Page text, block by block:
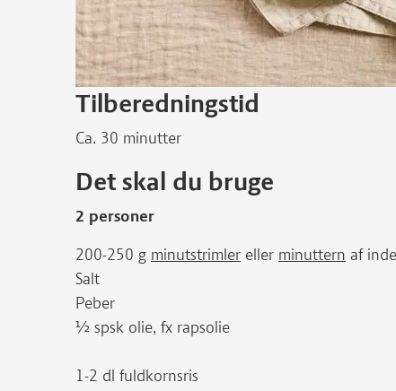
Tilberedningstid
Ca. 30 minutter
Det skal du bruge
2 personer
200-250 g minutstrimler eller minuttern af
Salt
Peber
½ spsk olie, fx rapsolie
1-2 dl fuldkornsris